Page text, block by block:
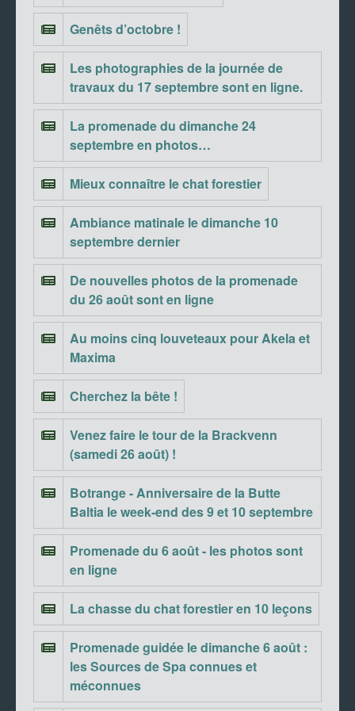
Genêts d’octobre !
Les photographies de la journée de
travaux du 17 septembre sont en ligne.
La promenade du dimanche 24
septembre en photos…
Mieux connaître le chat forestier
Ambiance matinale le dimanche 10
septembre dernier
De nouvelles photos de la promenade
du 26 août sont en ligne
Au moins cinq louveteaux pour Akela et
Maxima
Cherchez la bête !
Venez faire le tour de la Brackvenn
(samedi 26 août) !
Botrange - Anniversaire de la Butte
Baltia le week-end des 9 et 10 septembre
Promenade du 6 août - les photos sont
en ligne
La chasse du chat forestier en 10 leçons
Promenade guidée le dimanche 6 août :
les Sources de Spa connues et
méconnues